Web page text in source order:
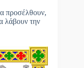
προσέλθουν,
λάβουν την